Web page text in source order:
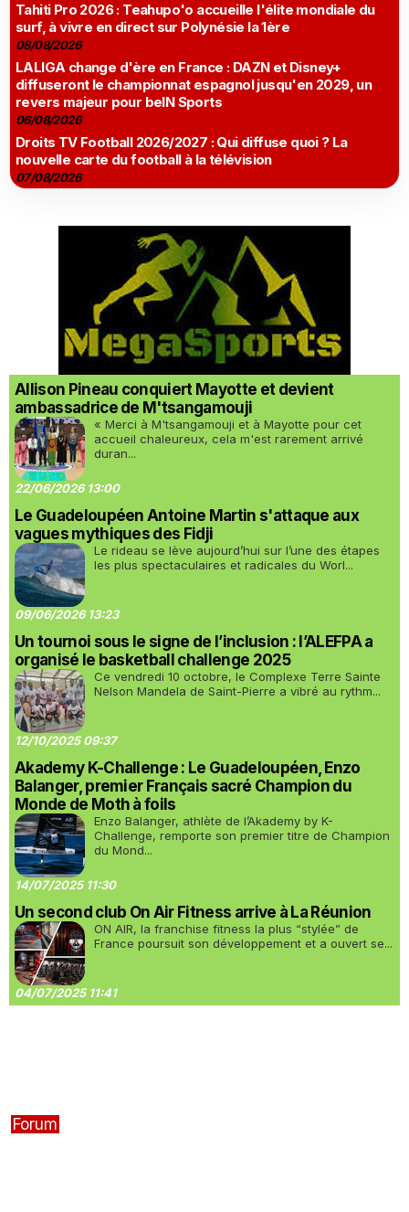
Tahiti Pro 2026 : Teahupo'o accueille l'élite mondiale du
surf, à vivre en direct sur Polynésie la 1ère
08/08/2026
LALIGA change d'ère en France : DAZN et Disney+
diffuseront le championnat espagnol jusqu'en 2029, un
revers majeur pour beIN Sports
06/08/2026
Droits TV Football 2026/2027 : Qui diffuse quoi ? La
nouvelle carte du football à la télévision
07/08/2026
Allison Pineau conquiert Mayotte et devient
ambassadrice de M'tsangamouji
« Merci à M'tsangamouji et à Mayotte pour cet
accueil chaleureux, cela m'est rarement arrivé
duran...
22/06/2026 13:00
Le Guadeloupéen Antoine Martin s'attaque aux
vagues mythiques des Fidji
Le rideau se lève aujourd’hui sur l’une des étapes
les plus spectaculaires et radicales du Worl...
09/06/2026 13:23
Un tournoi sous le signe de l’inclusion : l’ALEFPA a
organisé le basketball challenge 2025
Ce vendredi 10 octobre, le Complexe Terre Sainte
Nelson Mandela de Saint-Pierre a vibré au rythm...
12/10/2025 09:37
Akademy K-Challenge : Le Guadeloupéen, Enzo
Balanger, premier Français sacré Champion du
Monde de Moth à foils
Enzo Balanger, athlète de l’Akademy by K-
Challenge, remporte son premier titre de Champion
du Mond...
14/07/2025 11:30
Un second club On Air Fitness arrive à La Réunion
ON AIR, la franchise fitness la plus “stylée” de
France poursuit son développement et a ouvert se...
04/07/2025 11:41
Forum